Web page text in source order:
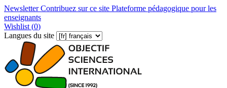
NewsletterContribuez sur ce site Plateforme pédagogique pour les
enseignants
Wishlist (0)
Langues du site